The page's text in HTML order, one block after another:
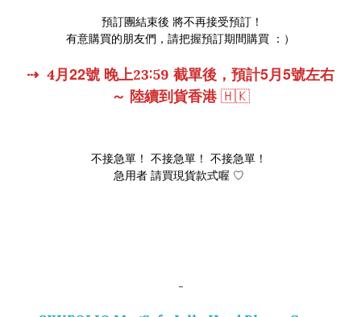
預訂團結束後 將不再接受預訂！
有意購買的朋友們，請把握預訂期間購買 ：）
⇢ 4月22號 晚上23:59 截單後，預計5月5號左右
～ 陸續到貨香港 🇭🇰
不接急單！ 不接急單！ 不接急單！
急用者 請買現貨款式喔 ♡
-